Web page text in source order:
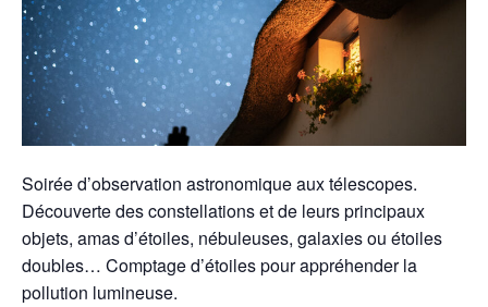
Soirée d’observation astronomique aux télescopes.
Découverte des constellations et de leurs principaux
objets, amas d’étoiles, nébuleuses, galaxies ou étoiles
doubles… Comptage d’étoiles pour appréhender la
pollution lumineuse.